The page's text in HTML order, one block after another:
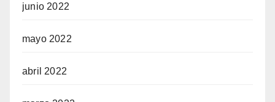
junio 2022
mayo 2022
abril 2022